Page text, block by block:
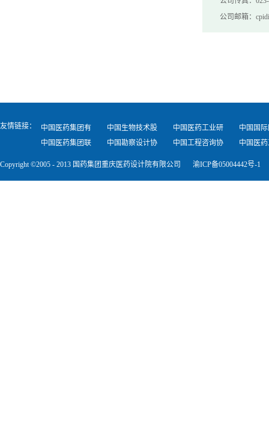
公司邮箱：
友情链接：
中国医药集团有
限公司
中国生物技术股
份有限公司
中国医药工业研
究总院
中国国
生公司
中国医药集团联
中国勘察设计协
中国工程咨询协
中国医
Copyright ©2005 - 2013 国药集团重庆医药设计院有限公司 渝ICP备05004442号-1